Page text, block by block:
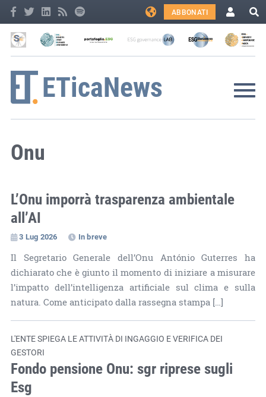
ABBONATI
Onu
L’Onu imporrà trasparenza ambientale
all’AI
3 Lug 2026 In breve
Il Segretario Generale dell’Onu António Guterres ha
dichiarato che è giunto il momento di iniziare a misurare
l’impatto dell’intelligenza artificiale sul clima e sulla
natura. Come anticipato dalla rassegna stampa […]
L'ENTE SPIEGA LE ATTIVITÀ DI INGAGGIO E VERIFICA DEI
GESTORI
Fondo pensione Onu: sgr riprese sugli
Esg